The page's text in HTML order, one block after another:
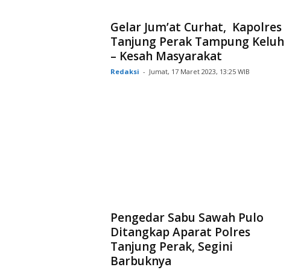
Gelar Jum’at Curhat, Kapolres
Tanjung Perak Tampung Keluh
– Kesah Masyarakat
Redaksi - Jumat, 17 Maret 2023, 13:25 WIB
Pengedar Sabu Sawah Pulo
Ditangkap Aparat Polres
Tanjung Perak, Segini
Barbuknya